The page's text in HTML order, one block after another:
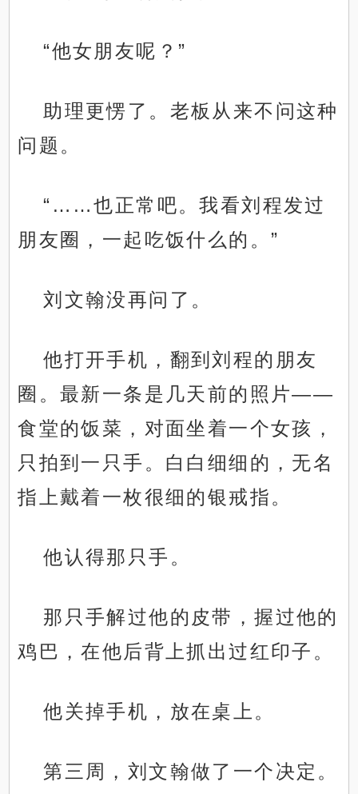
“他女朋友呢？”
助理更愣了。老板从来不问这种
问题。
“……也正常吧。我看刘程发过
朋友圈，一起吃饭什么的。”
刘文翰没再问了。
他打开手机，翻到刘程的朋友
圈。最新一条是几天前的照片——
食堂的饭菜，对面坐着一个女孩，
只拍到一只手。白白细细的，无名
指上戴着一枚很细的银戒指。
他认得那只手。
那只手解过他的皮带，握过他的
鸡巴，在他后背上抓出过红印子。
他关掉手机，放在桌上。
第三周，刘文翰做了一个决定。